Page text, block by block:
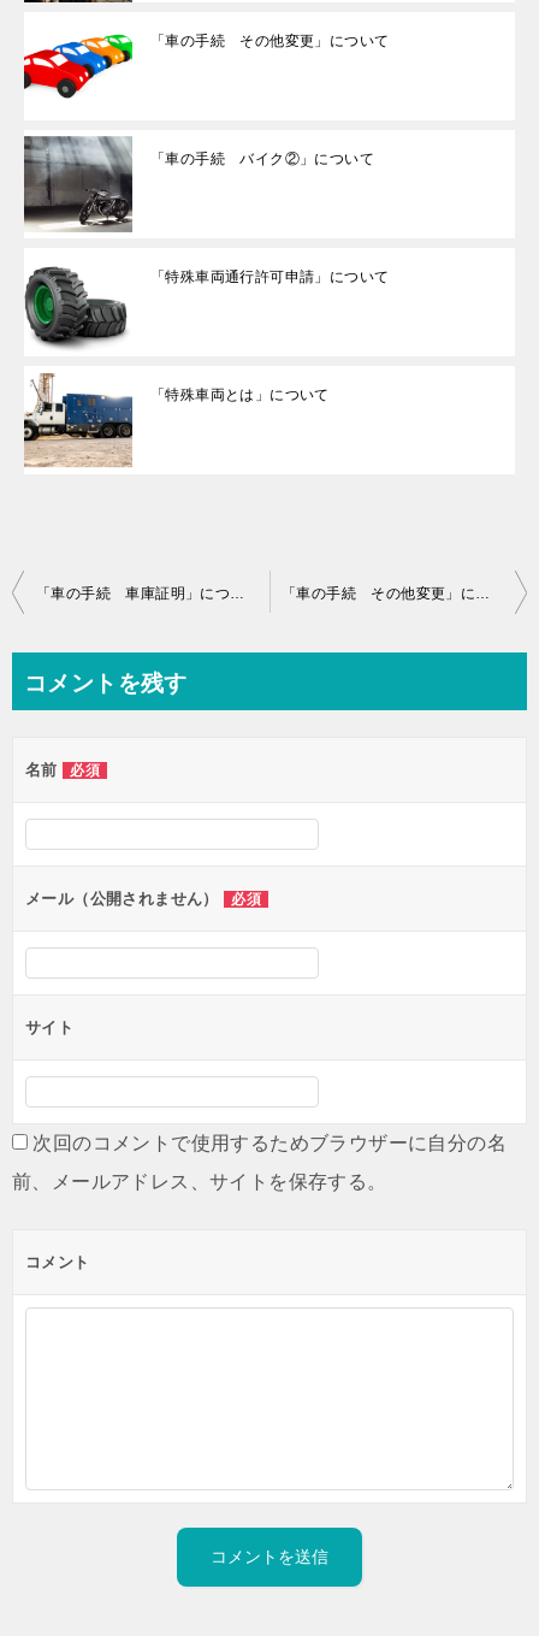
「車の手続 その他変更」について
「車の手続 バイク②」について
「特殊車両通行許可申請」について
「特殊車両とは」について
投
ビ
ー
シ
ン
「車の手続 車庫証明」について 「車の手続 その他変更」について
コメントを残す
名前 必須
メール（公開されません） 必須
サイト
次回のコメントで使用するためブラウザーに自分の名
前、メールアドレス、サイトを保存する。
コメント